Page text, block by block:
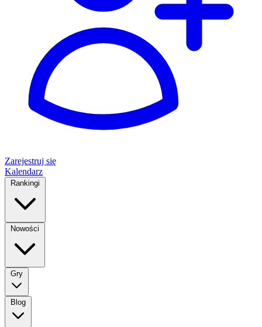
Zarejestruj się
Kalendarz
Rankingi
Nowości
Gry
Blog